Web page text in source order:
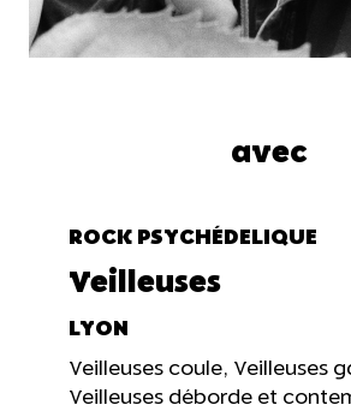
avec
ROCK PSYCHÉDELIQUE
Veilleuses
LYON
Veilleuses coule, Veilleuses
Veilleuses déborde et